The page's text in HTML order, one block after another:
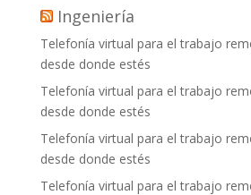
Ingeniería
Telefonía virtual para el trabajo
desde donde estés
Telefonía virtual para el trabajo
desde donde estés
Telefonía virtual para el trabajo
desde donde estés
Telefonía virtual para el trabajo